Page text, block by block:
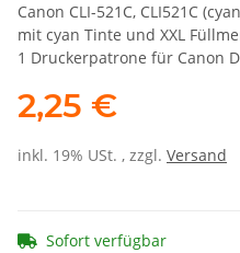
Canon CLI-521C, CLI521C
mit cyan Tinte und XXL
1 Druckerpatrone für Canon
2,25 €
inkl. 19% USt. , zzgl. Versand
Sofort verfügbar